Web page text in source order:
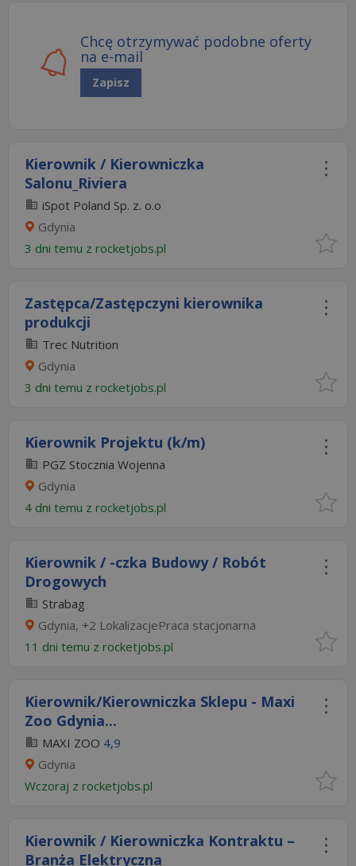
Chcę otrzymywać podobne oferty
na e-mail
Zapisz
Kierownik / Kierowniczka
Salonu_Riviera
iSpot Poland Sp. z. o.o
Gdynia
3 dni temu z rocketjobs.pl
Zastępca/Zastępczyni kierownika
produkcji
Trec Nutrition
Gdynia
3 dni temu z rocketjobs.pl
Kierownik Projektu (k/m)
PGZ Stocznia Wojenna
Gdynia
4 dni temu z rocketjobs.pl
Kierownik / -czka Budowy / Robót
Drogowych
Strabag
Gdynia, +2 LokalizacjePraca stacjonarna
11 dni temu z rocketjobs.pl
Kierownik/Kierowniczka Sklepu - Maxi
Zoo Gdynia...
MAXI ZOO 4,9
Gdynia
Wczoraj z rocketjobs.pl
Kierownik / Kierowniczka Kontraktu –
Branża Elektryczna